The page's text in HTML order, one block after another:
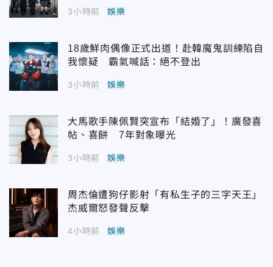
3小時前 娛樂
18歲鮮肉偶像正式出道！赴韓魔鬼訓練陷自
我懷疑 霸氣喊話：絕不登出
3小時前 娛樂
大馬歌手陳佩賢突宣布「結婚了」！廣發喜
帖、喜餅 7年對象曝光
3小時前 娛樂
周杰倫遭狗仔影射「有私生子的三字天王」
杰威爾怒發聲反擊
4小時前 娛樂